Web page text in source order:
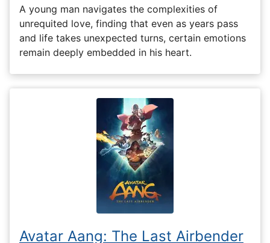
A young man navigates the complexities of
unrequited love, finding that even as years pass
and life takes unexpected turns, certain emotions
remain deeply embedded in his heart.
Avatar Aang: The Last Airbender